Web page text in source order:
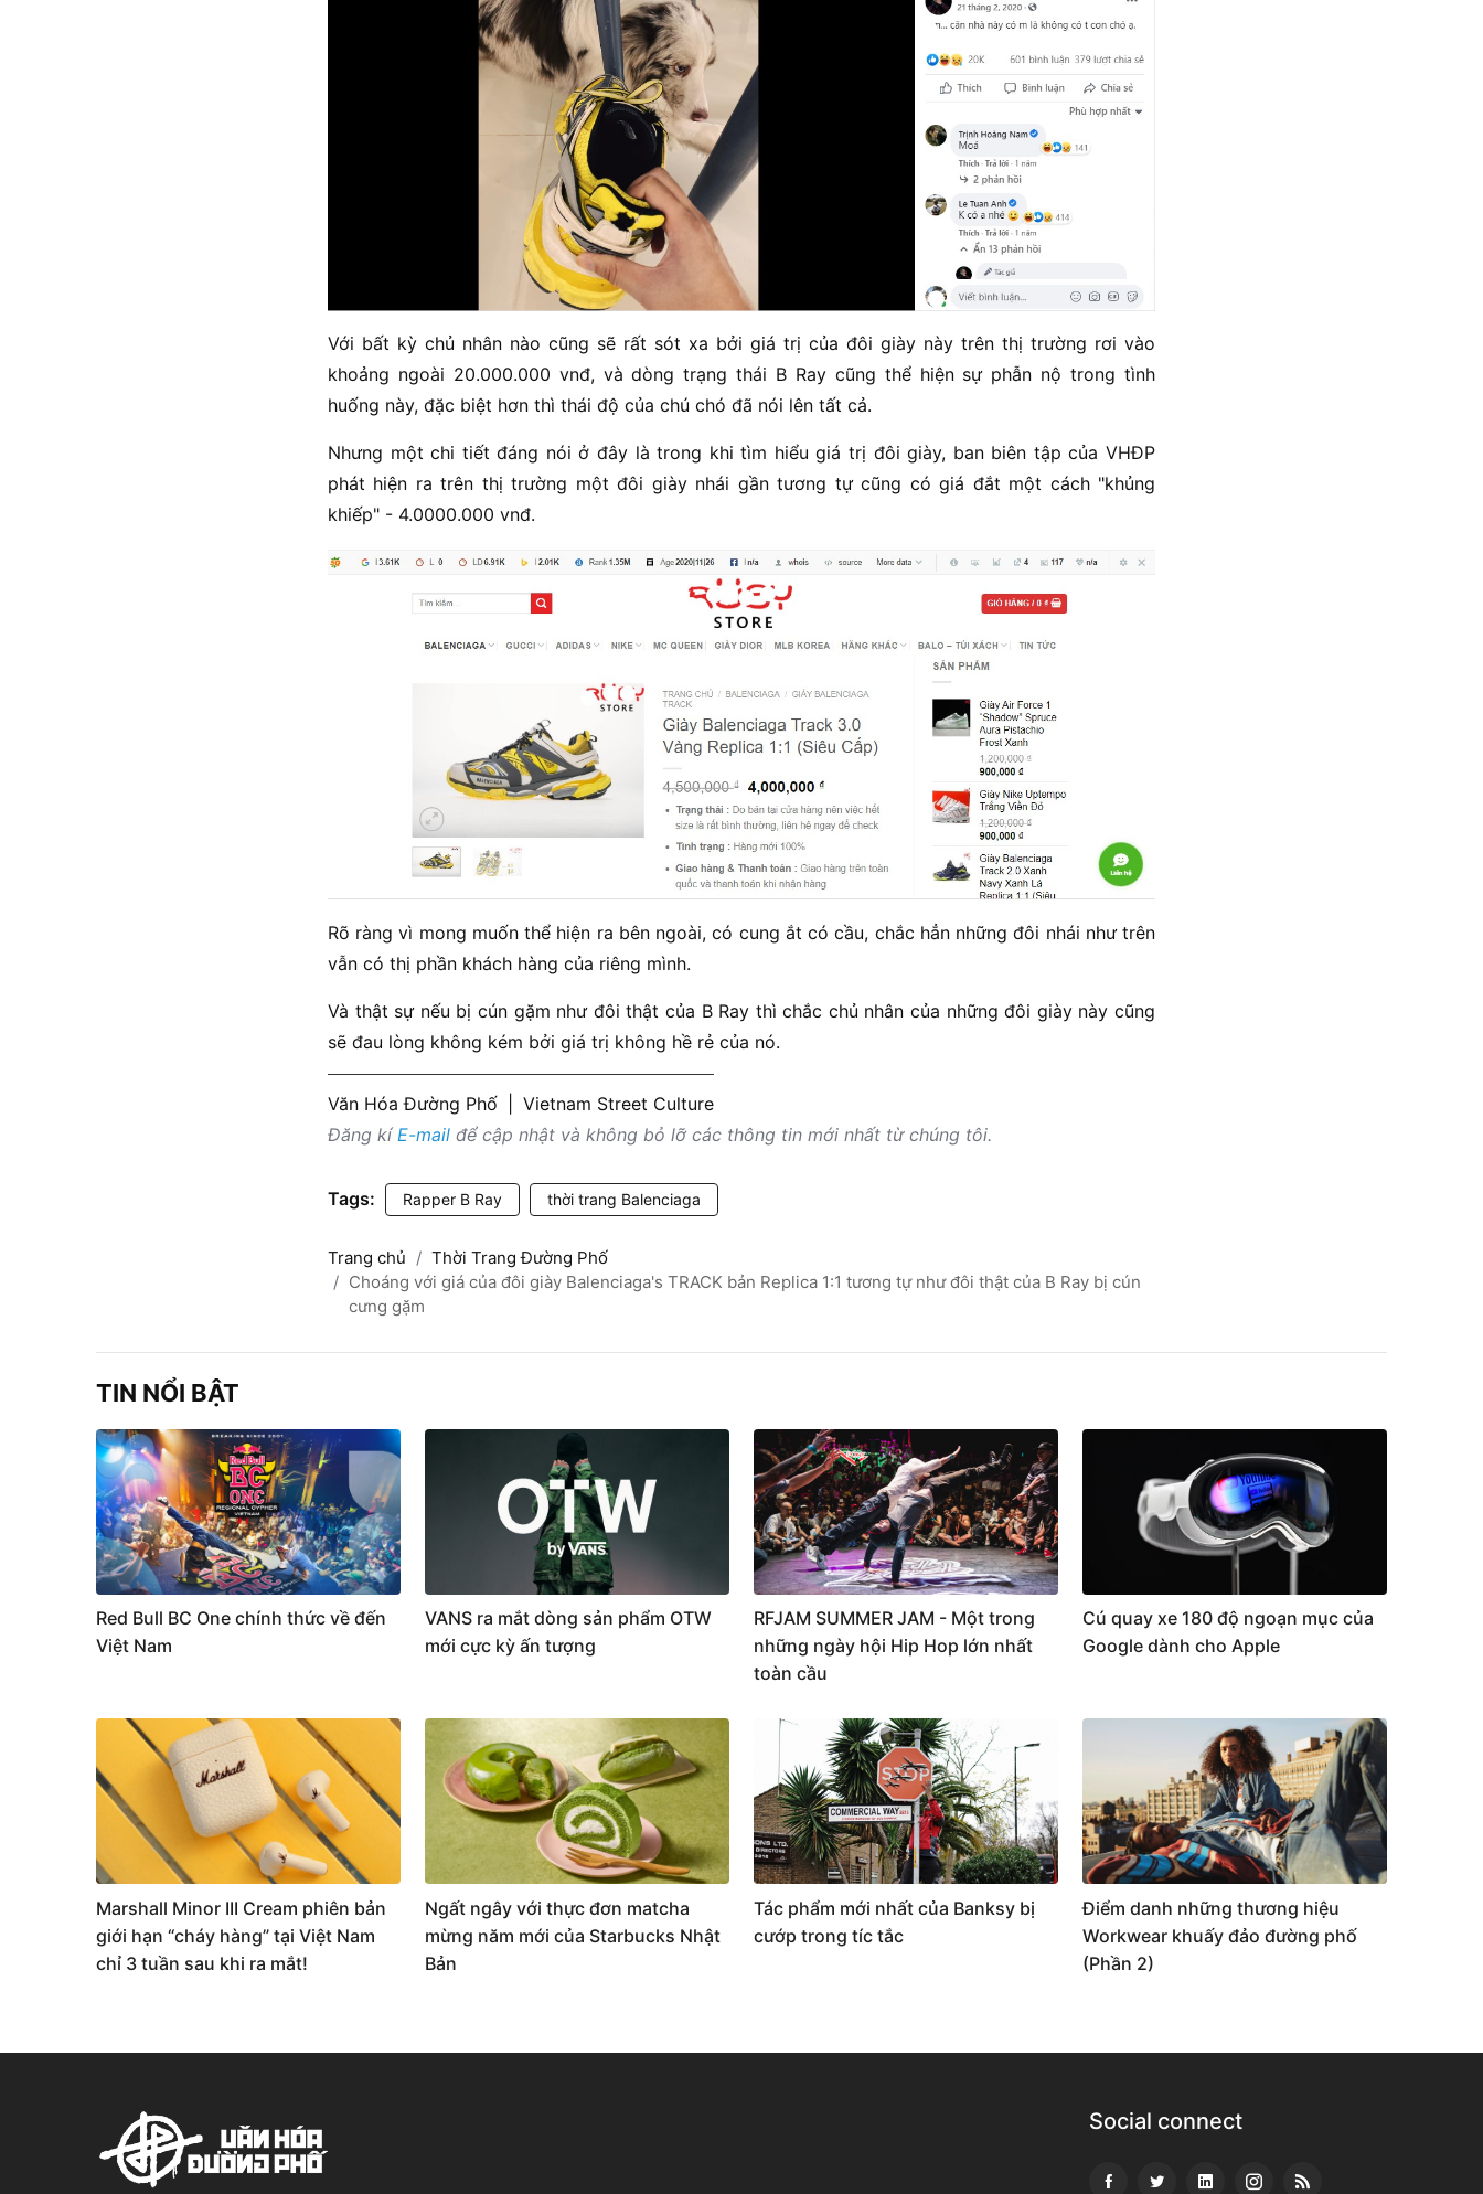
Với bất kỳ chủ nhân nào cũng sẽ rất sót xa bởi giá trị của đôi giày này trên thị trường rơi vào
khoảng ngoài 20.000.000 vnđ, và dòng trạng thái B Ray cũng thể hiện sự phẫn nộ trong tình
huống này, đặc biệt hơn thì thái độ của chú chó đã nói lên tất cả.
Nhưng một chi tiết đáng nói ở đây là trong khi tìm hiểu giá trị đôi giày, ban biên tập của VHĐP
phát hiện ra trên thị trường một đôi giày nhái gần tương tự cũng có giá đắt một cách "khủng
khiếp" - 4.0000.000 vnđ.
Rõ ràng vì mong muốn thể hiện ra bên ngoài, có cung ắt có cầu, chắc hẳn những đôi nhái như trên
vẫn có thị phần khách hàng của riêng mình.
Và thật sự nếu bị cún gặm như đôi thật của B Ray thì chắc chủ nhân của những đôi giày này cũng
sẽ đau lòng không kém bởi giá trị không hề rẻ của nó.
Văn Hóa Đường Phố
Vietnam Street Culture
Đăng kíE-mail để cập nhật và không bỏ lỡ các thông tin mới nhất từ chúng tôi.
Tags: Rapper B Ray thời trang Balenciaga
Trang chủ
Thời Trang Đường Phố
Choáng với giá của đôi giày Balenciaga's TRACK bản Replica 1:1 tương tự như đôi thật của B Ray bị cún
cưng gặm
TIN NỔI BẬT
Red Bull BC One chính thức về đến
Việt Nam
VANS ra mắt dòng sản phẩm OTW
mới cực kỳ ấn tượng
RFJAM SUMMER JAM - Một trong
những ngày hội Hip Hop lớn nhất
toàn cầu
Cú quay xe 180 độ ngoạn mục của
Google dành cho Apple
Marshall Minor III Cream phiên bản
giới hạn “cháy hàng” tại Việt Nam
chỉ 3 tuần sau khi ra mắt!
Ngất ngây với thực đơn matcha
mừng năm mới của Starbucks Nhật
Bản
Tác phẩm mới nhất của Banksy bị
cướp trong tíc tắc
Điểm danh những thương hiệu
Workwear khuấy đảo đường phố
(Phần 2)
Social connect